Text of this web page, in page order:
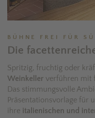
BÜHNE FREI FÜR
Die
Spritzig, fruchtig oder
Weinkeller verführen mit
Das stimmungsvolle
Präsentationsvorlage für
ihre italienischen und